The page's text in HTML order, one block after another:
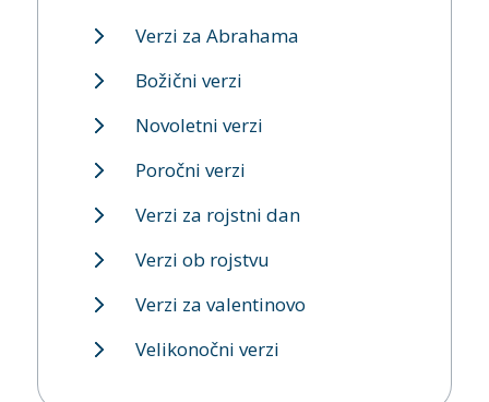
Verzi za Abrahama
Božični verzi
Novoletni verzi
Poročni verzi
Verzi za rojstni dan
Verzi ob rojstvu
Verzi za valentinovo
Velikonočni verzi